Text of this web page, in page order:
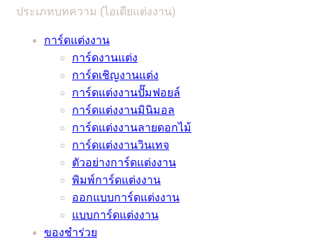
เคล็ด
ชื่อ
ดัง
หมอ
ช้าง
และ
หมอ
ลักษณ์
มงคล
ลับ
จาก
หมอดู
ชื่อ
ดัง
หมอ
ช้าง
และ
หมอ
รนด์
ไม่
มี
เอา
เรื่อง
ทำ!
เมื่อ
ต้อง
เลื่อน
งาน
แต่ง
เพราะ
พิษ
โค
วิด
ประเภทบทความ (ไอเดียแต่งงาน)
การ์ดแต่งงาน
การ์ดงานแต่ง
การ์ดเชิญงานแต่ง
การ์ดแต่งงานปั๊มฟอยล์
การ์ดแต่งงานมินิมอล
การ์ดแต่งงานลายดอกไม้
การ์ดแต่งงานวินเทจ
ตัวอย่างการ์ดแต่งงาน
พิมพ์การ์ดแต่งงาน
ออกแบบการ์ดแต่งงาน
แบบการ์ดแต่งงาน
ของชำร่วย